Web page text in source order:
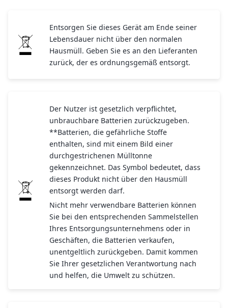
Entsorgen Sie dieses Gerät am Ende seiner
Lebensdauer nicht über den normalen
Hausmüll. Geben Sie es an den Lieferanten
zurück, der es ordnungsgemäß entsorgt.
Der Nutzer ist gesetzlich verpflichtet,
unbrauchbare Batterien zurückzugeben.
**Batterien, die gefährliche Stoffe
enthalten, sind mit einem Bild einer
durchgestrichenen Mülltonne
gekennzeichnet. Das Symbol bedeutet, dass
dieses Produkt nicht über den Hausmüll
entsorgt werden darf.
Nicht mehr verwendbare Batterien können
Sie bei den entsprechenden Sammelstellen
Ihres Entsorgungsunternehmens oder in
Geschäften, die Batterien verkaufen,
unentgeltlich zurückgeben. Damit kommen
Sie Ihrer gesetzlichen Verantwortung nach
und helfen, die Umwelt zu schützen.